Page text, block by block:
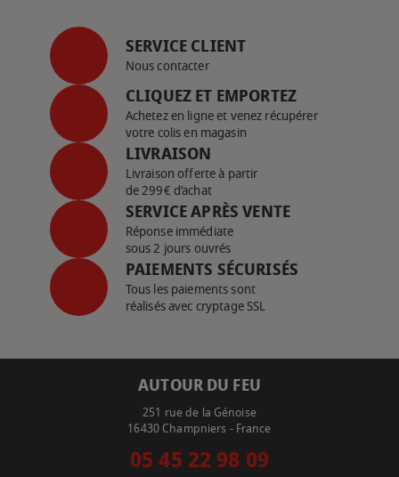
SERVICE CLIENT
Nous contacter
CLIQUEZ ET EMPORTEZ
Achetez en ligne et venez récupérer
votre colis en magasin
LIVRAISON
Livraison offerte à partir
de 299€ d’achat
SERVICE APRÈS VENTE
Réponse immédiate
sous 2 jours ouvrés
PAIEMENTS SÉCURISÉS
Tous les paiements sont
réalisés avec cryptage SSL
AUTOUR DU FEU
251 rue de la Génoise
16430 Champniers - France
05 45 22 98 09